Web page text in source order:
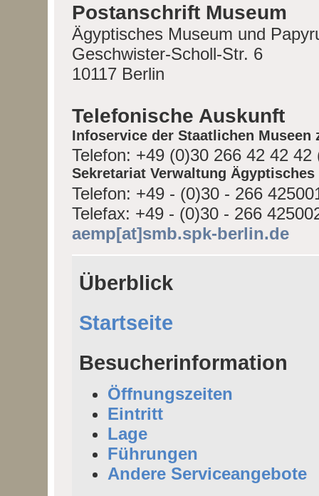
Postanschrift Museum
Ägyptisches Museum und
Geschwister-Scholl-Str. 6
10117 Berlin
Telefonische Auskunft
Infoservice der Staatlichen Museen
Telefon: +49 (0)30 266 42 42
Sekretariat Verwaltung Ägyptisches
Telefon: +49 - (0)30 - 266
Telefax: +49 - (0)30 - 266
aemp[at]smb.spk-berlin.de
Überblick
Startseite
Besucherinformation
Öffnungszeiten
Eintritt
Lage
Führungen
Andere Serviceangebote